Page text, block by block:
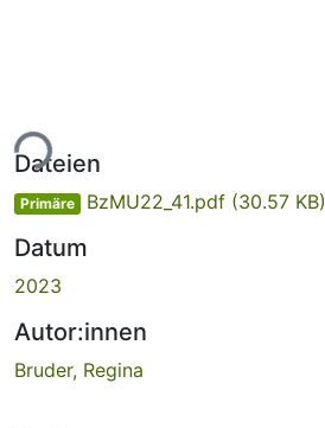
Dateien
Primäre BzMU22_41.pdf (30.57 KB)
Datum
2023
Autor:innen
Bruder, Regina